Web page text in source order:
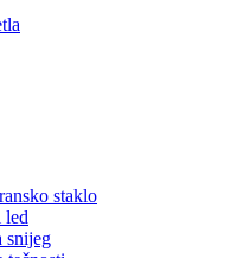
staklo
led
snijeg